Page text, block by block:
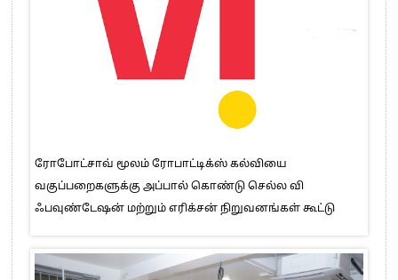
ரோபோட்சாவ் மூலம் ரோபாட்டிக்ஸ் கல்வியை
வகுப்பறைகளுக்கு அப்பால் கொண்டு செல்ல வி
ஃபவுண்டேஷன் மற்றும் எரிக்சன் நிறுவனங்கள் கூட்டு